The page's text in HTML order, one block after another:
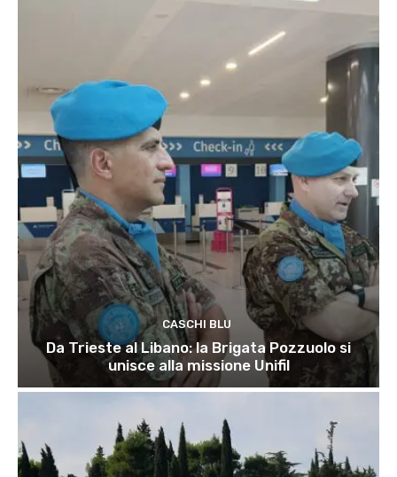
CASCHI BLU
Da Trieste al Libano: la Brigata Pozzuolo si
unisce alla missione Unifil